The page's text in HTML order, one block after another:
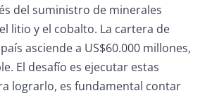
del suministro de minerales
litio y el cobalto. La cartera de
asciende a US$60.000 millones,
El desafío es ejecutar estas
lograrlo, es fundamental contar